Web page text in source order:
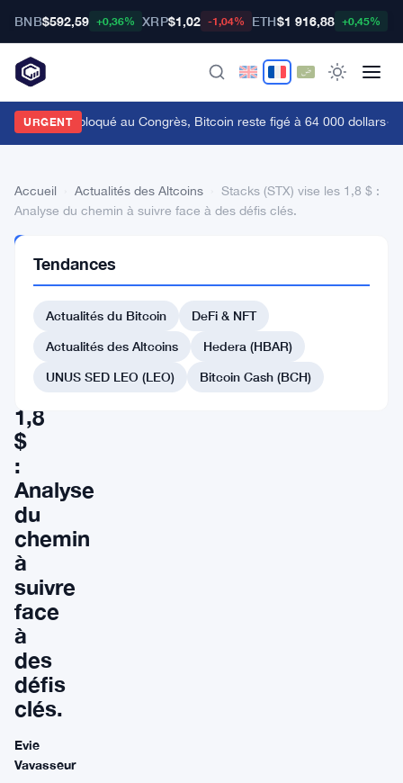
BNB$592,59 +0,36% XRP$1,02 -1,04% ETH$1 916,88 +0,45%
URGENT
Clarity Act bloqué au Congrès, Bitcoin reste figé à 64 000 dollars·
Accueil Actualités des Altcoins
Stacks (STX) vise les 1,8 $ :
Analyse du chemin à suivre face à des défis clés.
DES
ALTCOINS
Stacks
(STX)
vise
1,8
$
:
Analyse
du
chemin
à
suivre
face
à
des
défis
clés.
Evie
Vavasseur
Tendances
Actualités du Bitcoin
DeFi & NFT
Actualités des Altcoins
Hedera (HBAR)
UNUS SED LEO (LEO)
Bitcoin Cash (BCH)